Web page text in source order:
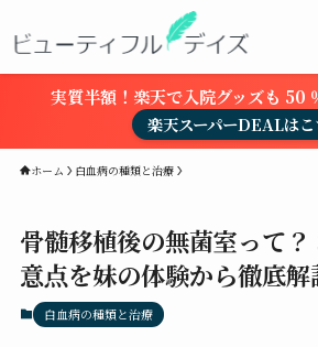
実質半額！楽天で入院グッズも 50
楽天スーパーDEALはこ
ホーム 白血病の種類と治療
骨髄移植後の無菌室って
意点を妹の体験から徹底解
白血病の種類と治療